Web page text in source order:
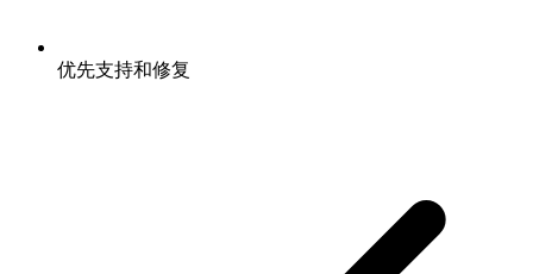
优先支持和修复